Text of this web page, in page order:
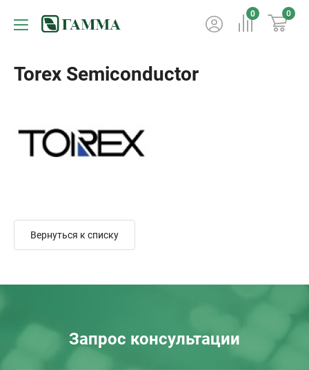
0 0
Torex Semiconductor
Вернуться к списку
Запрос консультации